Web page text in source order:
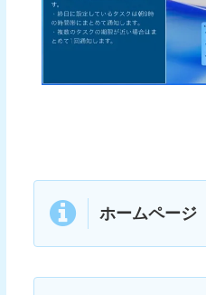
ホームページ